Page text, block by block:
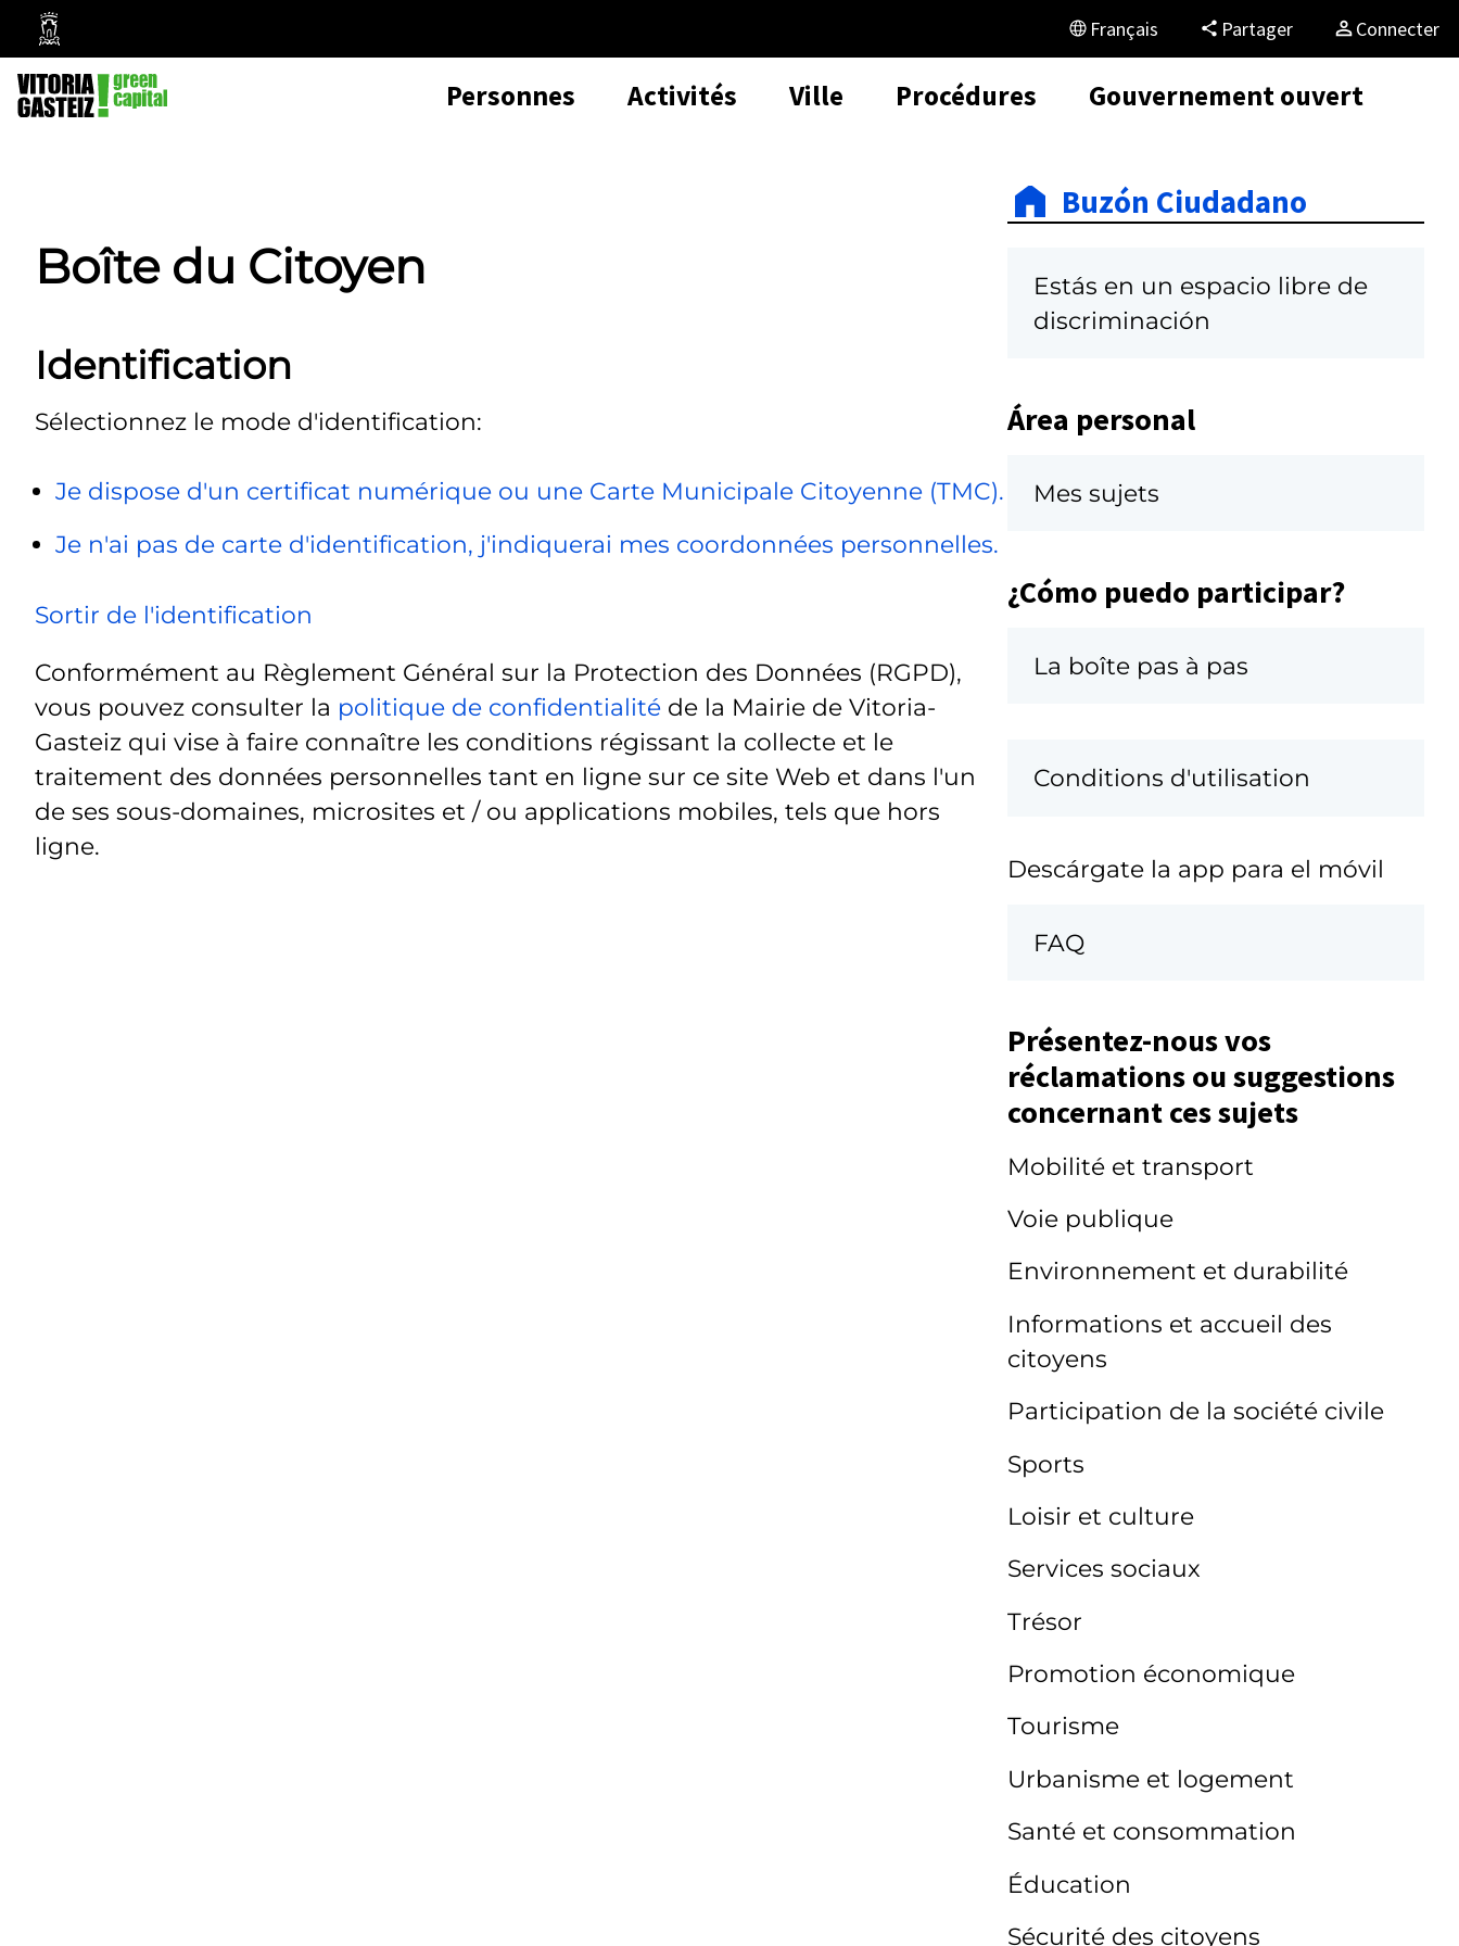
Mairie
de
Vitoria-
Gasteiz
Français Partager Connecter
Personnes Activités Ville Procédures Gouvernement ouvert
Boîte du Citoyen
Identification
Sélectionnez le mode d'identification:
Je dispose d'un certificat numérique ou une Carte Municipale Citoyenne (TMC).
Je n'ai pas de carte d'identification, j'indiquerai mes coordonnées personnelles.
Sortir de l'identification
Conformément au Règlement Général sur la Protection des Données (RGPD),
vous pouvez consulter la politique de confidentialité de la Mairie de Vitoria-
Gasteiz qui vise à faire connaître les conditions régissant la collecte et le
traitement des données personnelles tant en ligne sur ce site Web et dans l'un
de ses sous-domaines, microsites et / ou applications mobiles, tels que hors
ligne.
Buzón Ciudadano
Estás en un espacio libre de
discriminación
Área personal
Mes sujets
¿Cómo puedo participar?
La boîte pas à pas
Conditions d'utilisation
Descárgate la app para el móvil
FAQ
Présentez-nous vos
réclamations ou suggestions
concernant ces sujets
Mobilité et transport
Voie publique
Environnement et durabilité
Informations et accueil des
citoyens
Participation de la société civile
Sports
Loisir et culture
Services sociaux
Trésor
Promotion économique
Tourisme
Urbanisme et logement
Santé et consommation
Éducation
Sécurité des citoyens